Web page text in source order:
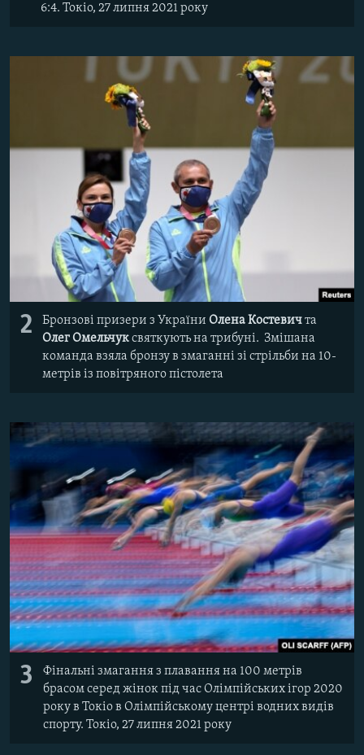
6:4. Токіо, 27 липня 2021 року
2 Бронзові призери з України Олена Костевичта
Олег Омельчуксвяткують на трибуні. Змішана
команда взяла бронзу в змаганні зі стрільби на 10-
метрів із повітряного пістолета
3
Фінальні змагання з плавання на 100 метрів
брасом серед жінок під час Олімпійських ігор 2020
року в Токіо в Олімпійському центрі водних видів
спорту. Токіо, 27 липня 2021 року